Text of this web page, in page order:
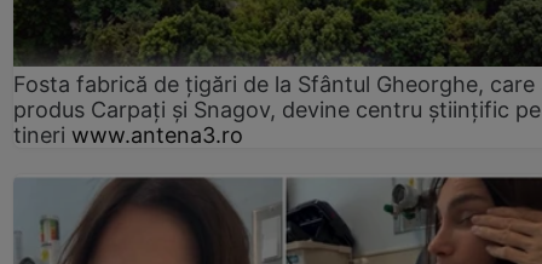
Fosta fabrică de țigări de la Sfântul Gheorghe, care
produs Carpați și Snagov, devine centru științific
tineri www.antena3.ro